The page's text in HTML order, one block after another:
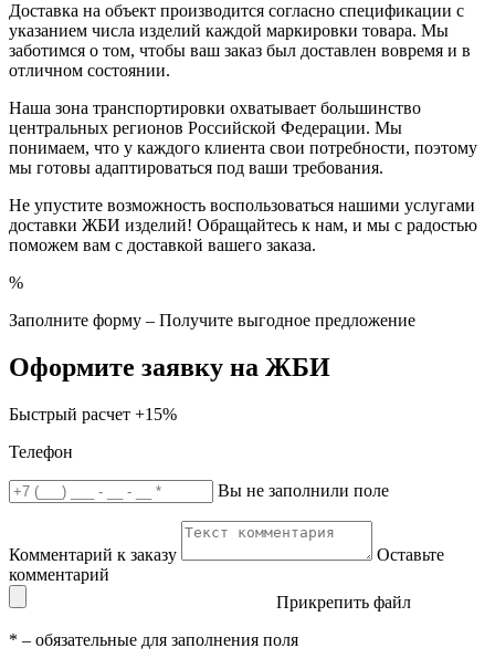
Доставка на объект производится согласно спецификации с
указанием числа изделий каждой маркировки товара. Мы
заботимся о том, чтобы ваш заказ был доставлен вовремя и в
отличном состоянии.
Наша зона транспортировки охватывает большинство
центральных регионов Российской Федерации. Мы
понимаем, что у каждого клиента свои потребности, поэтому
мы готовы адаптироваться под ваши требования.
Не упустите возможность воспользоваться нашими услугами
доставки ЖБИ изделий! Обращайтесь к нам, и мы с радостью
поможем вам с доставкой вашего заказа.
%
Заполните форму – Получите выгодное предложение
Оформите заявку на ЖБИ
Быстрый расчет +15%
Телефон
Вы не заполнили поле
Комментарий к заказу
Оставьте
комментарий
Прикрепить файл
* – обязательные для заполнения поля